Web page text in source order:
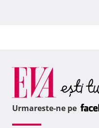
Urmareste-ne pe